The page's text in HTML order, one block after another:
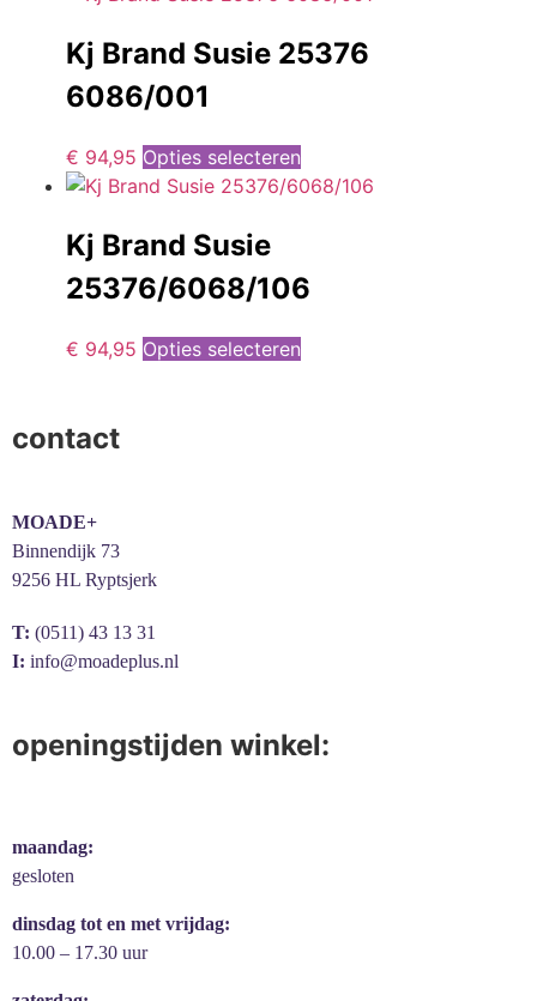
Kj Brand Susie 25376
6086/001
€ 94,95 Opties selecteren
Kj Brand Susie
25376/6068/106
€ 94,95 Opties selecteren
contact
MOADE+
Binnendijk 73
9256 HL Ryptsjerk
T: (0511) 43 13 31
I: info@moadeplus.nl
openingstijden winkel:
maandag:
gesloten
dinsdag tot en met vrijdag:
10.00 – 17.30 uur